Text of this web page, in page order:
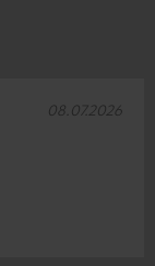
08.07.2026